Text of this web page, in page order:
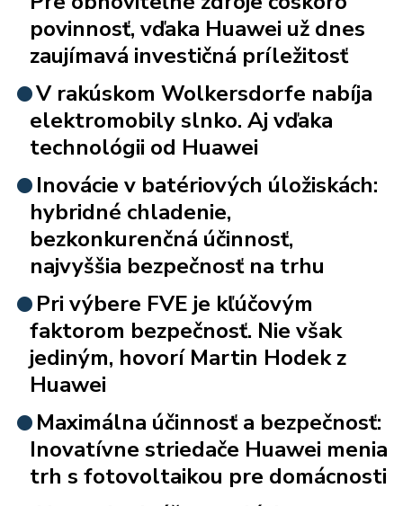
povinnosť, vďaka Huawei už dnes
zaujímavá investičná príležitosť
V rakúskom Wolkersdorfe nabíja
elektromobily slnko. Aj vďaka
technológii od Huawei
Inovácie v batériových úložiskách:
hybridné chladenie,
bezkonkurenčná účinnosť,
najvyššia bezpečnosť na trhu
Pri výbere FVE je kľúčovým
faktorom bezpečnosť. Nie však
jediným, hovorí Martin Hodek z
Huawei
Maximálna účinnosť a bezpečnosť:
Inovatívne striedače Huawei menia
trh s fotovoltaikou pre domácnosti